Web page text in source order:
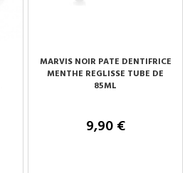
MARVIS NOIR PATE DENTIFRICE
MENTHE REGLISSE TUBE DE
85ML
9,90 €